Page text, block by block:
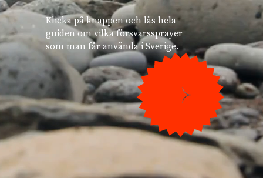
Klicka på knappen och läs hela
guiden om vilka försvarssprayer
som man får använda i Sverige.